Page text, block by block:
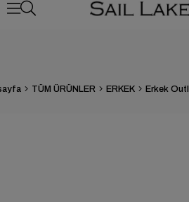
TÜM ÜRÜNLER ERKEK Erkek